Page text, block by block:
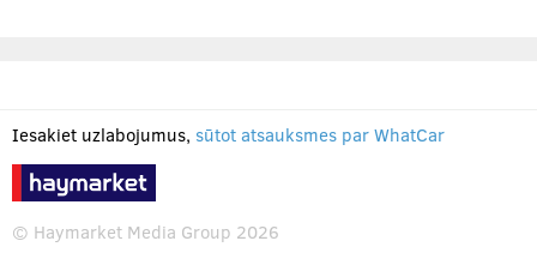
Iesakiet uzlabojumus, sūtot atsauksmes par WhatCar
© Haymarket Media Group 2026